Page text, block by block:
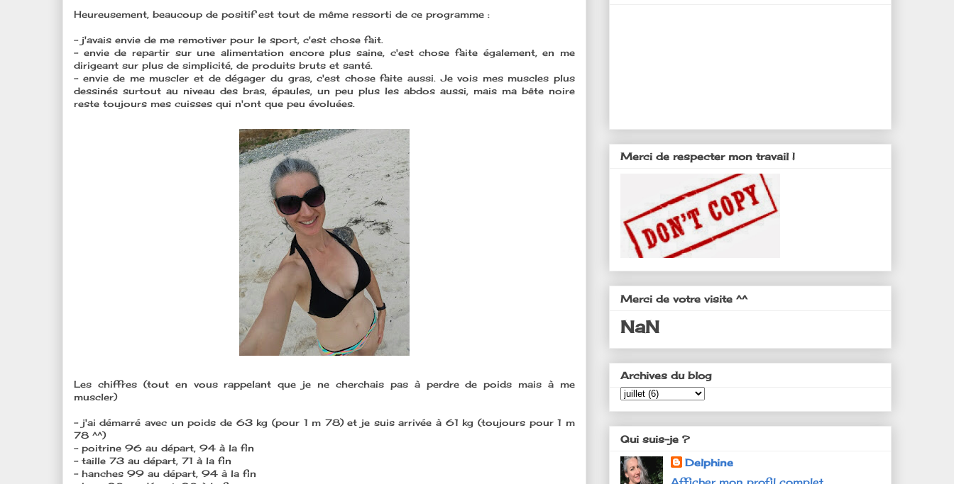
Heureusement, beaucoup de positif est tout de même ressorti de ce programme :
- j'avais envie de me remotiver pour le sport, c'est chose fait.
- envie de repartir sur une alimentation encore plus saine, c'est chose faite également, en me
dirigeant sur plus de simplicité, de produits bruts et santé.
- envie de me muscler et de dégager du gras, c'est chose faite aussi. Je vois mes muscles plus
dessinés surtout au niveau des bras, épaules, un peu plus les abdos aussi, mais ma bête noire
reste toujours mes cuisses qui n'ont que peu évoluées.
Les chiffres (tout en vous rappelant que je ne cherchais pas à perdre de poids mais à me
muscler)
- j'ai démarré avec un poids de 63 kg (pour 1 m 78) et je suis arrivée à 61 kg (toujours pour 1 m
78 ^^)
- poitrine 96 au départ, 94 à la fin
- taille 73 au départ, 71 à la fin
- hanches 99 au départ, 94 à la fin
Merci de respecter mon travail !
Merci de votre visite ^^
NaN
Archives du blog
Qui suis-je ?
Delphine
Afficher mon profil complet